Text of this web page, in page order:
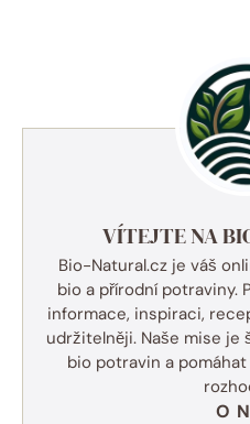
VÍTEJTE NA
Bio-Natural.cz je váš
bio a přírodní potraviny.
informace, inspiraci,
udržitelněji. Naše mise je
bio potravin a
O